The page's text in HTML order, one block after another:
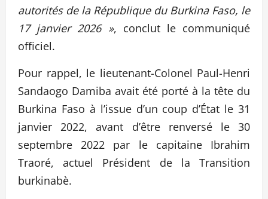
autorités de la République du Burkina Faso, le
17 janvier 2026 », conclut le communiqué
officiel.
Pour rappel, le lieutenant-Colonel Paul-Henri
Sandaogo Damiba avait été porté à la tête du
Burkina Faso à l’issue d’un coup d’État le 31
janvier 2022, avant d’être renversé le 30
septembre 2022 par le capitaine Ibrahim
Traoré, actuel Président de la Transition
burkinabè.